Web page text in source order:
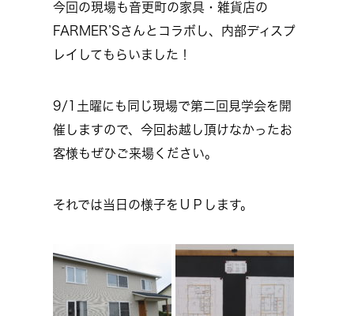
今回の現場も音更町の家具・雑貨店の
FARMER’Sさんとコラボし、内部ディスプ
レイしてもらいました！
9/1土曜にも同じ現場で第二回見学会を開
催しますので、今回お越し頂けなかったお
客様もぜひご来場ください。
それでは当日の様子をＵＰします。